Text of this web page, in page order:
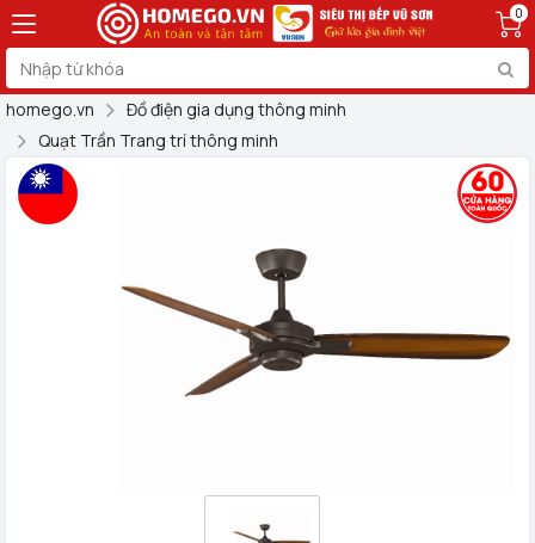
0
homego.vn
Đồ điện gia dụng thông minh
Quạt Trần Trang trí thông minh